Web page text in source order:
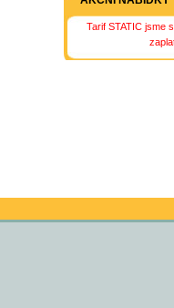
Tarif STATIC jsme